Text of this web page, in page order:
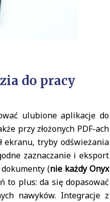
do pracy
ulubione aplikacje do
przy złożonych PDF-ach
ekranu, tryby odświeżania
zaznaczanie i eksport
(nie każdy Onyx
to plus: da się dopasować
nawyków. Integracje z